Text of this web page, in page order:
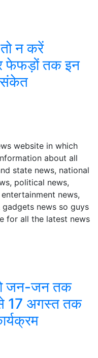
न करें
फेफड़ों तक इन
संकेत
website in which
about all
state news, national
political news,
news,
news so guys
for all the latest news
जन-जन तक
17 अगस्त तक